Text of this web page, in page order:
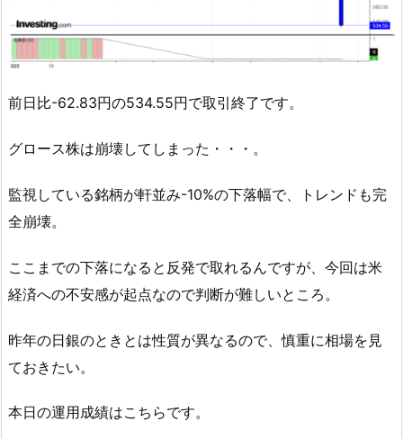
前日比-62.83円の534.55円で取引終了です。
グロース株は崩壊してしまった・・・。
監視している銘柄が軒並み-10%の下落幅で、トレンドも完
全崩壊。
ここまでの下落になると反発で取れるんですが、今回は米
経済への不安感が起点なので判断が難しいところ。
昨年の日銀のときとは性質が異なるので、慎重に相場を見
ておきたい。
本日の運用成績はこちらです。